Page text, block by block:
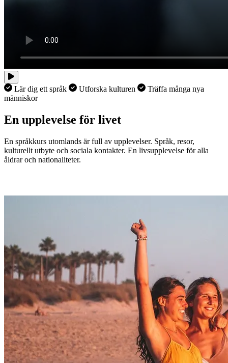
Lär dig ett språk Utforska kulturen
Träffa många nya
människor
En upplevelse för livet
En språkkurs utomlands är full av upplevelser. Språk, resor,
kulturellt utbyte och sociala kontakter. En livsupplevelse för alla
åldrar och nationaliteter.